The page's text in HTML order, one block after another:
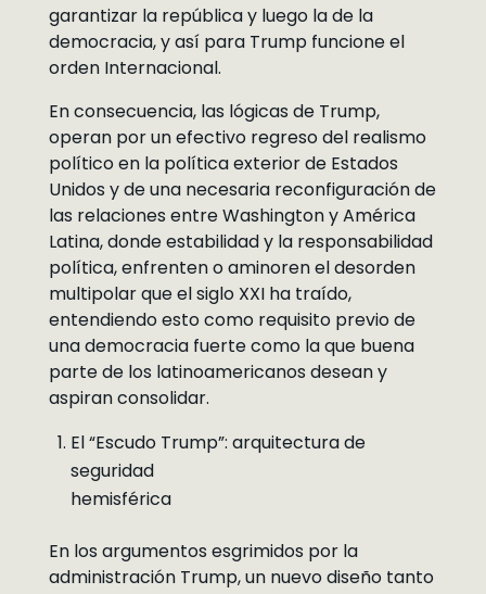
garantizar la república y luego la de la
democracia, y así para Trump funcione el
orden Internacional.
En consecuencia, las lógicas de Trump,
operan por un efectivo regreso del realismo
político en la política exterior de Estados
Unidos y de una necesaria reconfiguración de
las relaciones entre Washington y América
Latina, donde estabilidad y la responsabilidad
política, enfrenten o aminoren el desorden
multipolar que el siglo XXI ha traído,
entendiendo esto como requisito previo de
una democracia fuerte como la que buena
parte de los latinoamericanos desean y
aspiran consolidar.
El “Escudo Trump”: arquitectura de
seguridad
hemisférica
En los argumentos esgrimidos por la
administración Trump, un nuevo diseño tanto